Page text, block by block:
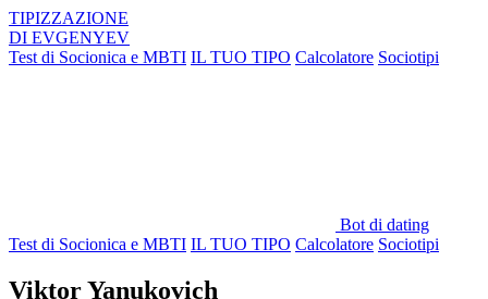
TIPIZZAZIONE
DI EVGENYEV
Test di Socionica e MBTI IL TUO TIPO Calcolatore Sociotipi
Bot di dating
Test di Socionica e MBTI IL TUO TIPO Calcolatore Sociotipi
Viktor Yanukovich